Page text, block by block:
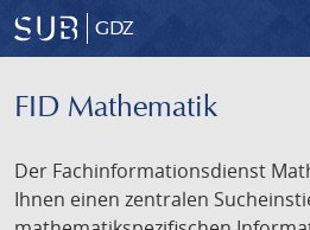
GDZ
FID Mathematik
Der Fachinformationsdienst
Ihnen einen zentralen